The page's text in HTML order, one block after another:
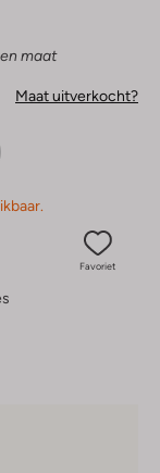
maat
Maat uitverkocht?
Favoriet